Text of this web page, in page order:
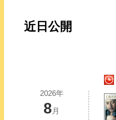
近日公開
2026年
8 月